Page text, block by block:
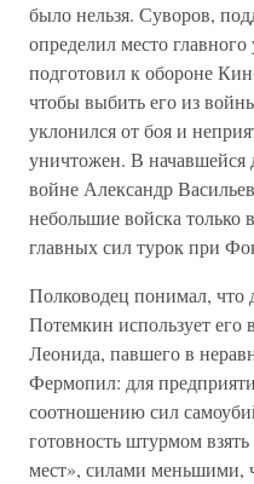
было нельзя. Суворов,
определил место главного
подготовил к обороне
чтобы выбить его из
уклонился от боя и
уничтожен. В начавшейся
войне Александр
небольшие войска только
главных сил турок при
Полководец понимал,
Потемкин использует его
Леонида, павшего в
Фермопил: для
соотношению сил
готовность штурмом
мест», силами меньшими,